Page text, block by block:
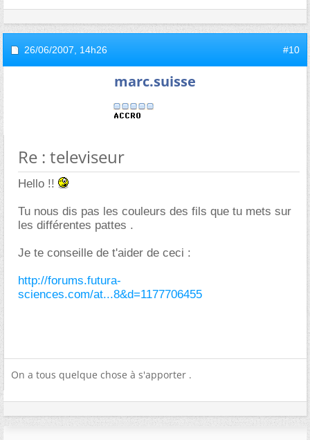
26/06/2007, 14h26 #10
marc.suisse
Re : televiseur
Hello !!
Tu nous dis pas les couleurs des fils que tu mets sur
les différentes pattes .
Je te conseille de t'aider de ceci :
http://forums.futura-
sciences.com/at...8&d=1177706455
On a tous quelque chose à s'apporter .